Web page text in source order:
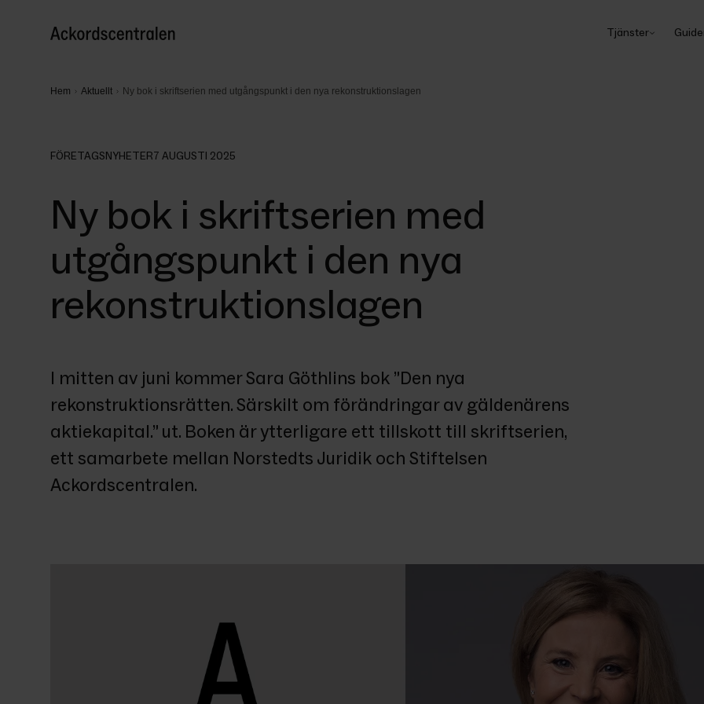
Tjänster
Hem Aktuellt Ny bok i skriftserien med utgångspunkt i den nya rekonstruktionslagen
FÖRETAGSNYHETER7 AUGUSTI 2025
Ny bok i skriftserien med
utgångspunkt i den nya
rekonstruktionslagen
I mitten av juni kommer Sara Göthlins bok ”Den nya
rekonstruktionsrätten. Särskilt om förändringar av gäldenärens
aktiekapital.” ut. Boken är ytterligare ett tillskott till skriftserien,
ett samarbete mellan Norstedts Juridik och Stiftelsen
Ackordscentralen.